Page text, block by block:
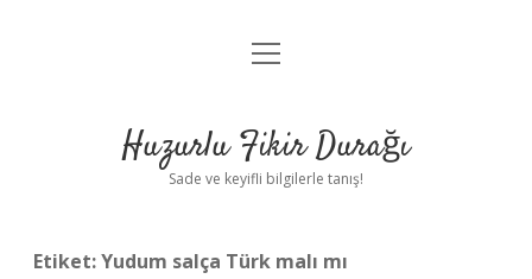
Anasayfa
Yasal Uyarı
menüyü
Huzurlu Fikir Durağı
Sade ve keyifli bilgilerle tanış!
Etiket:Yudum salça Türk malı mı